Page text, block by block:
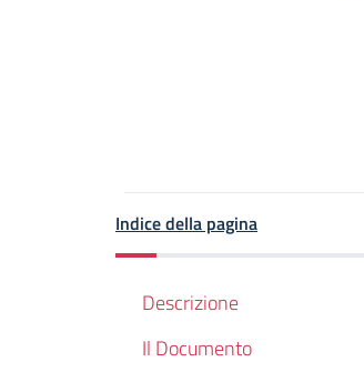
Indice della pagina
Descrizione
Il Documento